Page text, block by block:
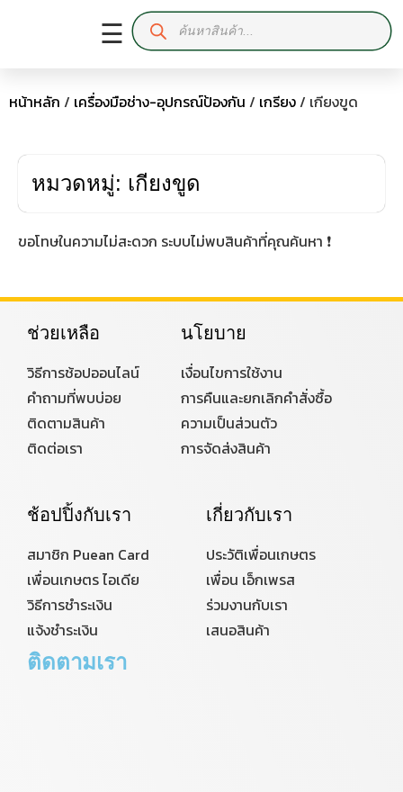
☰
หน้าหลัก / เครื่องมือช่าง-อุปกรณ์ป้องกัน / เกรียง/ เกียงขูด
หมวดหมู่: เกียงขูด
ขอโทษในความไม่สะดวก ระบบไม่พบสินค้าที่คุณค้นหา ❗
ช่วยเหลือ
วิธีการช้อปออนไลน์
คำถามที่พบบ่อย
ติดตามสินค้า
ติดต่อเรา
นโยบาย
เงื่อนไขการใช้งาน
การคืนและยกเลิกคำสั่งซื้อ
ความเป็นส่วนตัว
การจัดส่งสินค้า
ช้อปปิ้งกับเรา
สมาชิก Puean Card
เพื่อนเกษตร ไอเดีย
วิธีการชำระเงิน
แจ้งชำระเงิน
เกี่ยวกับเรา
ประวัติเพื่อนเกษตร
เพื่อน เอ็กเพรส
ร่วมงานกับเรา
เสนอสินค้า
ติดตามเรา